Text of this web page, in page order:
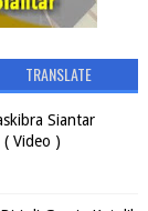
TRANSLATE
Siantar
Video )